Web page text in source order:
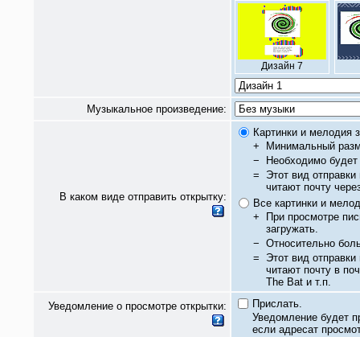
Дизайн 7
Музыкальное произведение:
В каком виде отправить открытку:
Картинки и мелодия
+
Минимальный
−
Необходимо будет
= Этот вид
читают почту
Все картинки и
+
При просмотре
загружать.
− Относительно
= Этот вид
читают почту в
The Bat и т.п.
Уведомление о просмотре открытки:
Прислать.
Уведомление будет
если адресат